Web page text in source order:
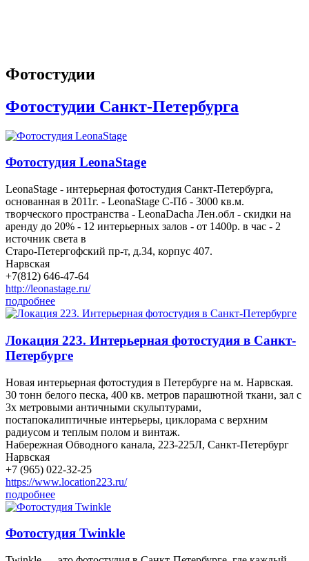
Фотостудии
Фотостудии Санкт-Петербурга
Фотостудия LeonaStage
LeonaStage - интерьерная фотостудия Санкт-Петербурга,
основанная в 2011г. - LeonaStage С-Пб - 3000 кв.м.
творческого пространства - LeonaDacha Лен.обл - скидки на
аренду до 20% - 12 интерьерных залов - от 1400р. в час - 2
источник света в
Старо-Петергофский пр-т, д.34, корпус 407.
Нарвская
+7(812) 646-47-64
http://leonastage.ru/
подробнее
Локация 223. Интерьерная фотостудия в Санкт-
Петербурге
Новая интерьерная фотостудия в Петербурге на м. Нарвская.
30 тонн белого песка, 400 кв. метров парашютной ткани, зал с
3х метровыми античными скульптурами,
постапокалиптичные интерьеры, циклорама с верхним
радиусом и теплым полом и винтаж.
Набережная Обводного канала, 223-225Л, Санкт-Петербург
Нарвская
+7 (965) 022-32-25
https://www.location223.ru/
подробнее
Фотостудия Twinkle